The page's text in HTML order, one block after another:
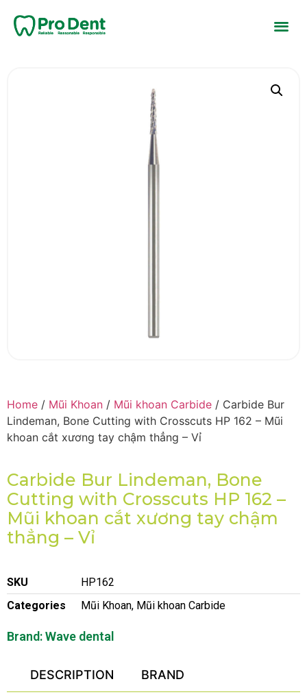
Home / Mũi Khoan / Mũi khoan Carbide / Carbide Bur
Lindeman, Bone Cutting with Crosscuts HP 162 – Mũi
khoan cắt xương tay chậm thẳng – Vỉ
Carbide Bur Lindeman, Bone
Cutting with Crosscuts HP 162 –
Mũi khoan cắt xương tay chậm
thẳng – Vỉ
SKU
HP162
Categories
Mũi Khoan, Mũi khoan Carbide
Brand:Wave dental
DESCRIPTION BRAND